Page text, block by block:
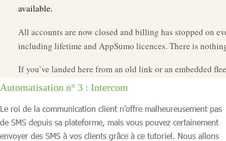
Automatisation n° 3 : Intercom
Le roi de la communication client n’offre malheureusement pas
de SMS depuis sa plateforme, mais vous pouvez certainement
envoyer des SMS à vos clients grâce à ce tutoriel. Nous allons